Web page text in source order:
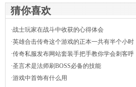
猜你喜欢
·战士玩家在战斗中收获的心得体会
·英雄合击传奇这个游戏的正本一共有半个小时
的时间
·传奇私服发布网站套装手把手教你学会刺客呼
唤月灵
·圣言术是法师刷BOSS必备的技能
·游戏中首饰有什么用